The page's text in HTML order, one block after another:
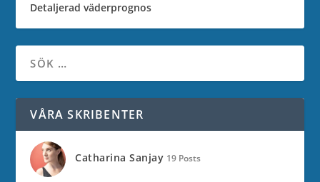
Detaljerad väderprognos
VÅRA SKRIBENTER
Catharina Sanjay 19 Posts